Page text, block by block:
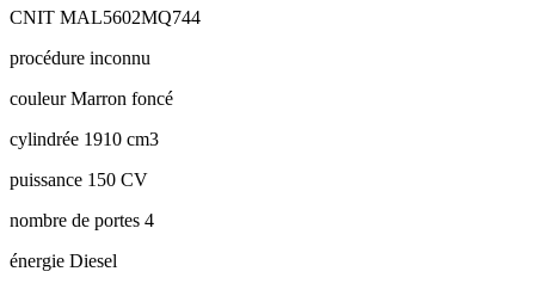
CNIT MAL5602MQ744
procédure inconnu
couleurMarron foncé
cylindrée 1910 cm3
puissance 150 CV
nombre de portes 4
énergie Diesel